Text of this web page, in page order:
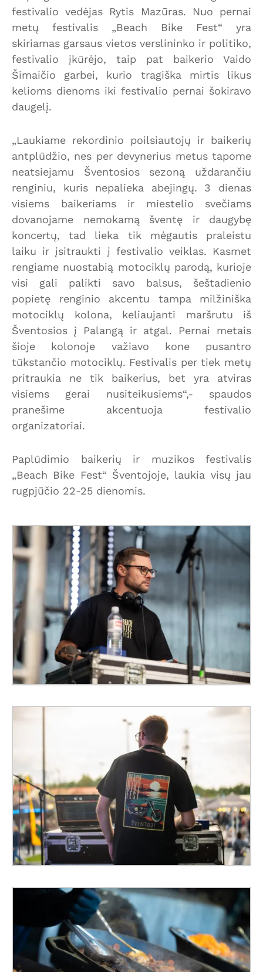
festivalio vedėjas Rytis Mazūras. Nuo pernai
metų festivalis „Beach Bike Fest“ yra
skiriamas garsaus vietos verslininko ir politiko,
festivalio įkūrėjo, taip pat baikerio Vaido
Šimaičio garbei, kurio tragiška mirtis likus
kelioms dienoms iki festivalio pernai šokiravo
daugelį.
„Laukiame rekordinio poilsiautojų ir baikerių
antplūdžio, nes per devynerius metus tapome
neatsiejamu Šventosios sezoną uždarančiu
renginiu, kuris nepalieka abejingų. 3 dienas
visiems baikeriams ir miestelio svečiams
dovanojame nemokamą šventę ir daugybę
koncertų, tad lieka tik mėgautis praleistu
laiku ir įsitraukti į festivalio veiklas. Kasmet
rengiame nuostabią motociklų parodą, kurioje
visi gali palikti savo balsus, šeštadienio
popietę renginio akcentu tampa milžiniška
motociklų kolona, keliaujanti maršrutu iš
Šventosios į Palangą ir atgal. Pernai metais
šioje kolonoje važiavo kone pusantro
tūkstančio motociklų. Festivalis per tiek metų
pritraukia ne tik baikerius, bet yra atviras
visiems gerai nusiteikusiems“,- spaudos
pranešime akcentuoja festivalio
organizatoriai.
Paplūdimio baikerių ir muzikos festivalis
„Beach Bike Fest“ Šventojoje, laukia visų jau
rugpjūčio 22-25 dienomis.